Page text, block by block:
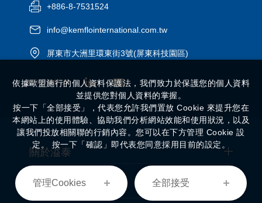
+886-8-7531524
info@kemflointernational.com.tw
屏東市大洲里環東街3號(屏東科技園區)
FOLLOW US
關於溢泰
經營事業
依據歐盟施行的個人資料保護法，我們致力於保護您的個人資料
並提供您對個人資料的掌握。
按一下「全部接受」，代表您允許我們置放 Cookie 來提升您在
本網站上的使用體驗、協助我們分析網站效能和使用狀況，以及
讓我們投放相關聯的行銷內容。您可以在下方管理 Cookie 設
定。 按一下「確認」即代表您同意採用目前的設定。
管理Cookies 全部接受